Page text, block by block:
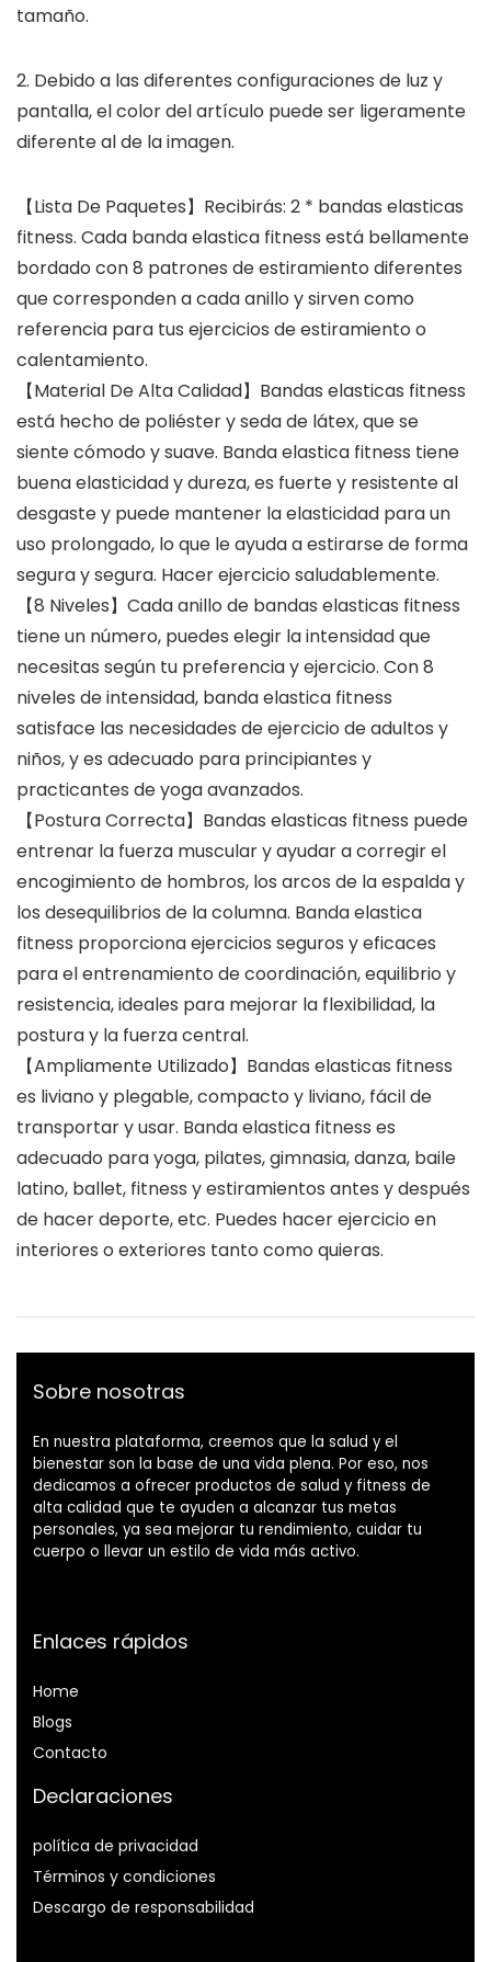
tamaño.
2. Debido a las diferentes configuraciones de luz y
pantalla, el color del artículo puede ser ligeramente
diferente al de la imagen.
【Lista De Paquetes】Recibirás: 2 * bandas elasticas
fitness. Cada banda elastica fitness está bellamente
bordado con 8 patrones de estiramiento diferentes
que corresponden a cada anillo y sirven como
referencia para tus ejercicios de estiramiento o
calentamiento.
【Material De Alta Calidad】Bandas elasticas fitness
está hecho de poliéster y seda de látex, que se
siente cómodo y suave. Banda elastica fitness tiene
buena elasticidad y dureza, es fuerte y resistente al
desgaste y puede mantener la elasticidad para un
uso prolongado, lo que le ayuda a estirarse de forma
segura y segura. Hacer ejercicio saludablemente.
【8 Niveles】Cada anillo de bandas elasticas fitness
tiene un número, puedes elegir la intensidad que
necesitas según tu preferencia y ejercicio. Con 8
niveles de intensidad, banda elastica fitness
satisface las necesidades de ejercicio de adultos y
niños, y es adecuado para principiantes y
practicantes de yoga avanzados.
【Postura Correcta】Bandas elasticas fitness puede
entrenar la fuerza muscular y ayudar a corregir el
encogimiento de hombros, los arcos de la espalda y
los desequilibrios de la columna. Banda elastica
fitness proporciona ejercicios seguros y eficaces
para el entrenamiento de coordinación, equilibrio y
resistencia, ideales para mejorar la flexibilidad, la
postura y la fuerza central.
【Ampliamente Utilizado】Bandas elasticas fitness
es liviano y plegable, compacto y liviano, fácil de
transportar y usar. Banda elastica fitness es
adecuado para yoga, pilates, gimnasia, danza, baile
latino, ballet, fitness y estiramientos antes y después
de hacer deporte, etc. Puedes hacer ejercicio en
interiores o exteriores tanto como quieras.
Sobre nosotras
En nuestra plataforma, creemos que la salud y el
bienestar son la base de una vida plena. Por eso, nos
dedicamos a ofrecer productos de salud y fitness de
alta calidad que te ayuden a alcanzar tus metas
personales, ya sea mejorar tu rendimiento, cuidar tu
cuerpo o llevar un estilo de vida más activo.
Enlaces rápidos
Home
Blogs
Contacto
Declaraciones
política de privacidad
Términos y condiciones
Descargo de responsabilidad